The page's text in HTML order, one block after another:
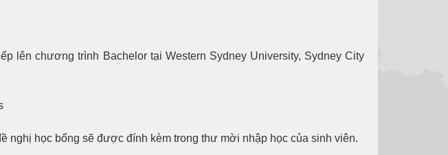
lên chương trình Bachelor tại Western Sydney University, Sydney City
nghị học bổng sẽ được đính kèm trong thư mời nhập học của sinh viên.